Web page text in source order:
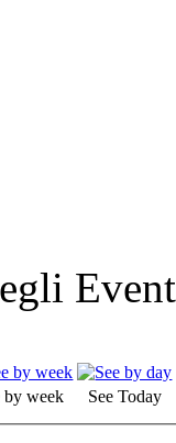
by week
See Today